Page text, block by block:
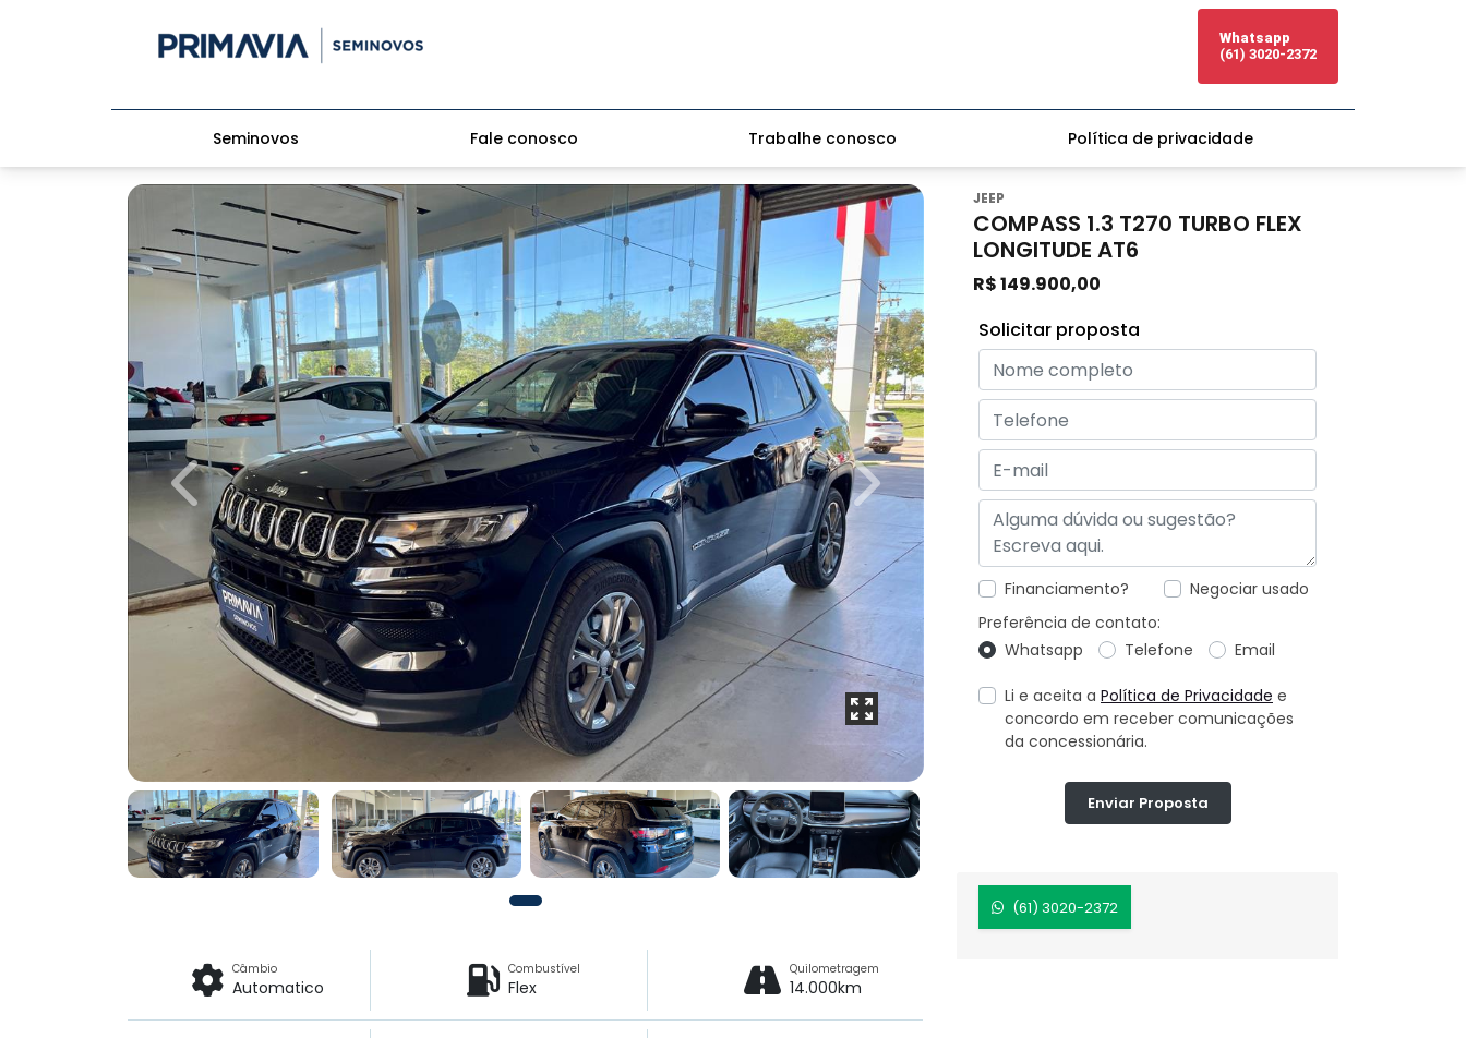
Whatsapp
(61) 3020-2372
Seminovos Fale conosco Trabalhe conosco Política de privacidade
JEEP
COMPASS 1.3 T270 TURBO FLEX
LONGITUDE AT6
R$ 149.900,00
(61) 3020-2372
Solicitar proposta
Financiamento?
Negociar usado
Preferência de contato:
Whatsapp
Telefone Email
Li e aceita a Política de Privacidade e
concordo em receber comunicações
da concessionária.
Enviar Proposta
Previous Next
Câmbio
Automatico
Combustível
Flex
Quilometragem
14.000km